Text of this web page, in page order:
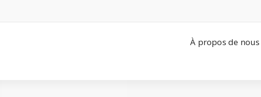
À propos de nous